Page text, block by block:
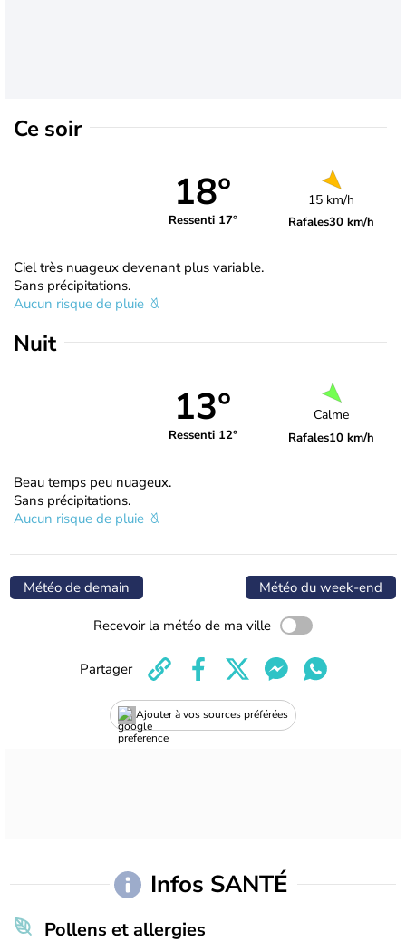
Ce soir
18°
Ressenti 17°
15 km/h
Rafales30 km/h
Ciel très nuageux devenant plus variable.
Sans précipitations.
Aucun risque de pluie
Nuit
13°
Ressenti 12°
Calme
Rafales10 km/h
Beau temps peu nuageux.
Sans précipitations.
Aucun risque de pluie
Météo de demain Météo du week-end
Recevoir la météo de ma ville
Ajouter à vos sources préférées
Partager
Infos SANTÉ
Pollens et allergies